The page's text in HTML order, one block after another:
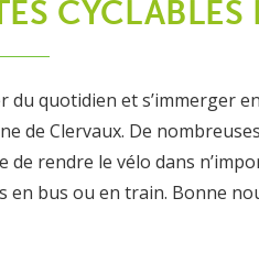
du quotidien et s’immerger
de Clervaux. De
de rendre le vélo dans
en bus ou en train. Bonne